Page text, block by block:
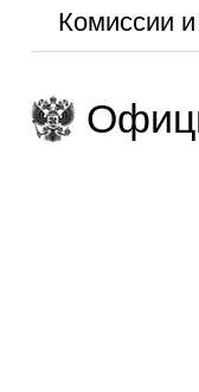
Комиссии